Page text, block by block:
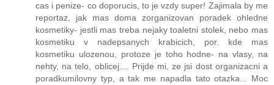
cas i penize- co doporucis, to je vzdy super! Zajimala by me
reportaz, jak mas doma zorganizovan poradek ohledne
kosmetiky- jestli mas treba nejaky toaletni stolek, nebo mas
kosmetiku v nadepsanych krabicich, por. kde mas
kosmetiku ulozenou, protoze je toho hodne- na vlasy, na
nehty, na telo, oblicej.... Prijde mi, ze jsi dost organizacni a
poradkumilovny typ, a tak me napadla tato otazka... Moc